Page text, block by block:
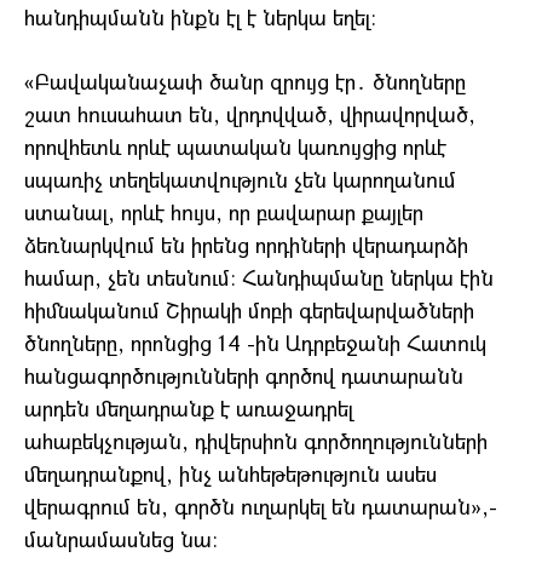
հանդիպմանն ինքն էլ է ներկա եղել։
«Բավականաչափ ծանր զրույց էր․ ծնողները
շատ հուսահատ են, վրդովված, վիրավորված,
որովհետև որևէ պատական կառույցից որևէ
սպառիչ տեղեկատվություն չեն կարողանում
ստանալ, որևէ հույս, որ բավարար քայլեր
ձեռնարկվում են իրենց որդիների վերադարձի
համար, չեն տեսնում։ Հանդիպմանը ներկա էին
հիմնականում Շիրակի մոբի գերեվարվածների
ծնողները, որոնցից 14 -ին Ադրբեջանի Հատուկ
հանցագործությունների գործով դատարանն
արդեն մեղադրանք է առաջադրել
ահաբեկչության, դիվերսիոն գործողությունների
մեղադրանքով, ինչ անհեթեթություն ասես
վերագրում են, գործն ուղարկել են դատարան»,-
մանրամասնեց նա։